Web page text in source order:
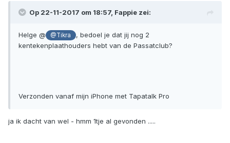
Op 22-11-2017 om 18:57, Fappie zei:
Helge @ @Tikra
, bedoel je dat jij nog 2
kentekenplaathouders hebt van de Passatclub?
Verzonden vanaf mijn iPhone met Tapatalk Pro
ja ik dacht van wel - hmm 1tje al gevonden .....